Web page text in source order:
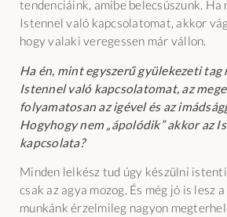
tendenciáink, amibe belecsúszunk. Ha
Istennel való kapcsolatomat, akkor
hogy valaki veregessen már vállon.
Ha én, mint egyszerű gyülekezeti tag
Istennel való kapcsolatomat, az
folyamatosan az igével és az
Hogyhogy nem „ápolódik” akkor az
kapcsolata?
Minden lelkész tud úgy készülni
csak az agya mozog. És még jó is lesz
munkánk érzelmileg nagyon